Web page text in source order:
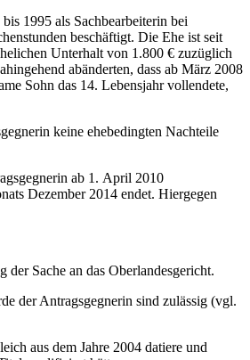
1995 als Sachbearbeiterin bei
beschäftigt. Die Ehe ist seit
Unterhalt von 1.800 € zuzüglich
abänderten, dass ab März 2008
Sohn das 14. Lebensjahr vollendete,
keine ehebedingten Nachteile
ab 1. April 2010
Dezember 2014 endet. Hiergegen
Sache an das Oberlandesgericht.
der Antragsgegnerin sind zulässig (vgl.
aus dem Jahre 2004 datiere und